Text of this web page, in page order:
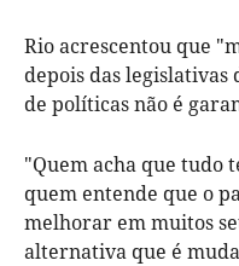
Rio acrescentou que
depois das legislativas
de políticas não é
"Quem acha que tudo
quem entende que o
melhorar em muitos
alternativa que é